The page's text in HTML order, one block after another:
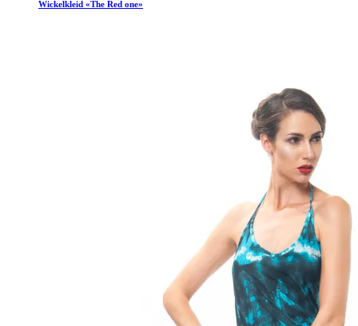
Wickelkleid «The Red one»